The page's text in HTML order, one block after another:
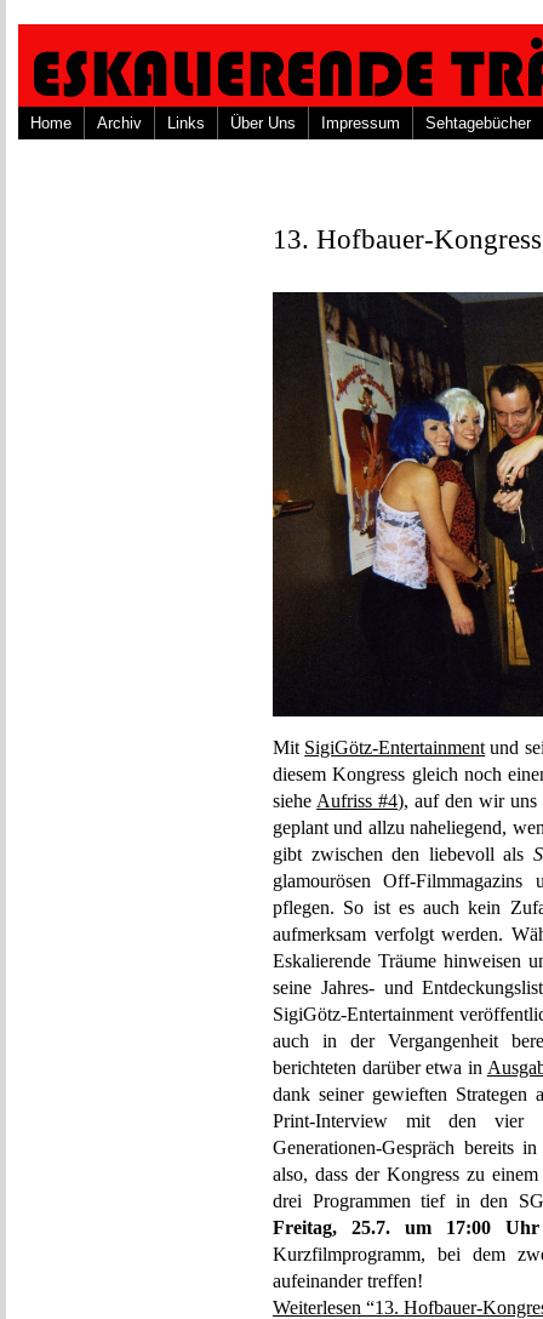
Home Archiv Links Über Uns Impressum Sehtagebücher
13. Hofbauer-
Mit SigiGötz-Entertainment und
diesem Kongress gleich noch
siehe Aufriss #4), auf den wir uns
geplant und allzu naheliegend,
gibt zwischen den liebevoll als
glamourösen Off-
pflegen. So ist es auch kein
aufmerksam verfolgt werden.
Eskalierende Träume hinweisen
seine Jahres- und
SigiGötz-Entertainment
auch in der Vergangenheit
berichteten darüber etwa in
dank seiner gewieften Strategen
Print-Interview mit den vier
Generationen-Gespräch bereits
also, dass der Kongress zu
drei Programmen tief in den
Freitag, 25.7. um 17:00 Uhr
Kurzfilmprogramm, bei dem
aufeinander treffen!
Weiterlesen “13. Hofbauer-